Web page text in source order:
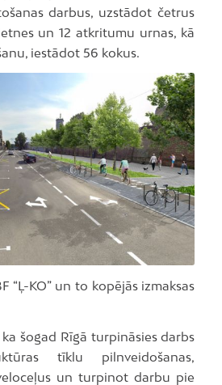
darbus, uzstādot četrus
un 12 atkritumu urnas, kā
iestādot 56 kokus.
“Ļ-KO” un to kopējās izmaksas
šogad Rīgā turpināsies darbs
tīklu pilnveidošanas,
un turpinot darbu pie